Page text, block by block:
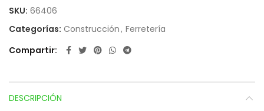
SKU: 66406
Categorías: Construcción, Ferretería
Compartir
DESCRIPCIÓN